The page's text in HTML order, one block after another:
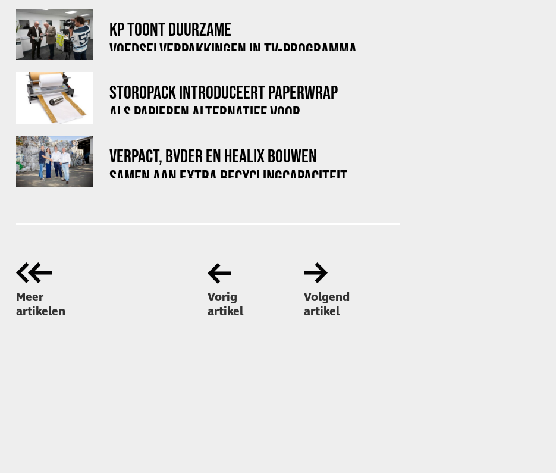
KP TOONT DUURZAME
VOEDSELVERPAKKINGEN IN TV-PROGRAMMA
STOROPACK INTRODUCEERT PAPERWRAP
ALS PAPIEREN ALTERNATIEF VOOR
VERPACT, BVDER EN HEALIX BOUWEN
SAMEN AAN EXTRA RECYCLINGCAPACITEIT
Meer
artikelen
Vorig
artikel
Volgend
artikel